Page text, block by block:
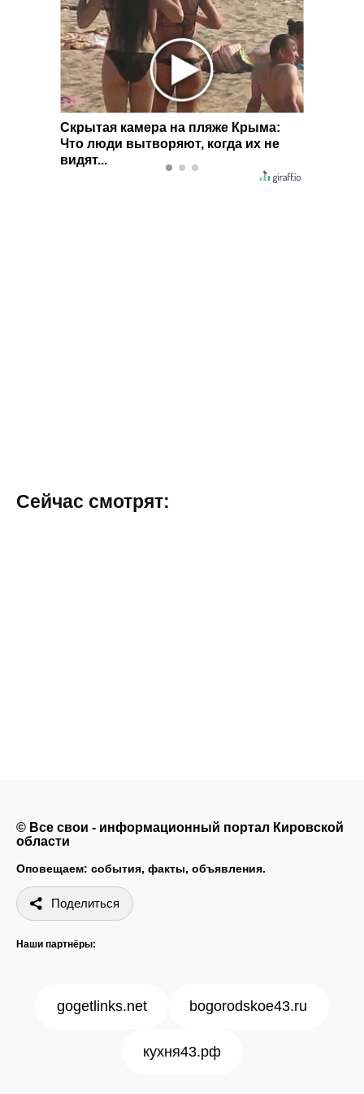
Скрытая камера на пляже Крыма:
Что люди вытворяют, когда их не
видят...
Сейчас смотрят:
© Все свои - информационный портал Кировской
области
Оповещаем: события, факты, объявления.
Поделиться
Наши партнёры:
gogetlinks.net bogorodskoe43.ru
кухня43.рф